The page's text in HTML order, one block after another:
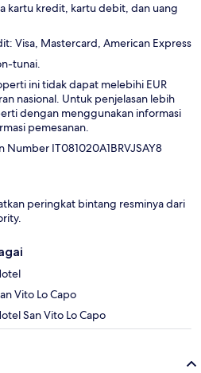
kartu kredit, kartu debit, dan uang
Visa, Mastercard, American Express
tunai.
ini tidak dapat melebihi EUR
nasional. Untuk penjelasan lebih
dengan menggunakan informasi
pemesanan.
Number IT081020A1BRVJSAY8
peringkat bintang resminya dari
Vito Lo Capo
San Vito Lo Capo